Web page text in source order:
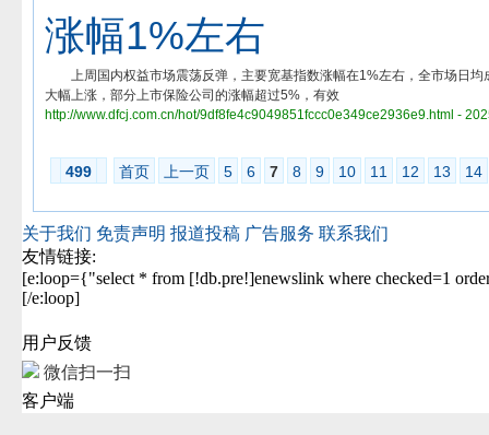
涨幅1%左右
上周国内权益市场震荡反弹，主要宽基指数涨幅在1%左右，全市场日均
大幅上涨，部分上市保险公司的涨幅超过5%，有效
http://www.dfcj.com.cn/hot/9df8fe4c9049851fccc0e349ce2936e9.html -
499 首页 上一页 5 6 7 8 9 10 11 12 13 14
关于我们 免责声明 报道投稿 广告服务 联系我们
友情链接:
[e:loop={"select * from [!db.pre!]enewslink where checked=1
[/e:loop]
用户反馈
微信扫一扫
客户端